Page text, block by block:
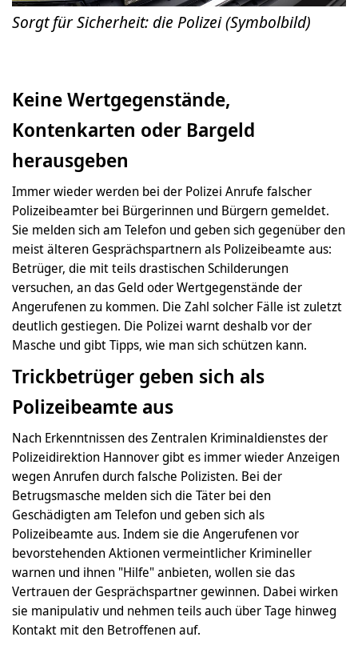
Sorgt für Sicherheit: die Polizei (Symbolbild)
Keine Wertgegenstände,
Kontenkarten oder Bargeld
herausgeben
Immer wieder werden bei der Polizei Anrufe falscher
Polizeibeamter bei Bürgerinnen und Bürgern gemeldet.
Sie melden sich am Telefon und geben sich gegenüber den
meist älteren Gesprächspartnern als Polizeibeamte aus:
Betrüger, die mit teils drastischen Schilderungen
versuchen, an das Geld oder Wertgegenstände der
Angerufenen zu kommen. Die Zahl solcher Fälle ist zuletzt
deutlich gestiegen. Die Polizei warnt deshalb vor der
Masche und gibt Tipps, wie man sich schützen kann.
Trickbetrüger geben sich als
Polizeibeamte aus
Nach Erkenntnissen des Zentralen Kriminaldienstes der
Polizeidirektion Hannover gibt es immer wieder Anzeigen
wegen Anrufen durch falsche Polizisten. Bei der
Betrugsmasche melden sich die Täter bei den
Geschädigten am Telefon und geben sich als
Polizeibeamte aus. Indem sie die Angerufenen vor
bevorstehenden Aktionen vermeintlicher Krimineller
warnen und ihnen "Hilfe" anbieten, wollen sie das
Vertrauen der Gesprächspartner gewinnen. Dabei wirken
sie manipulativ und nehmen teils auch über Tage hinweg
Kontakt mit den Betroffenen auf.